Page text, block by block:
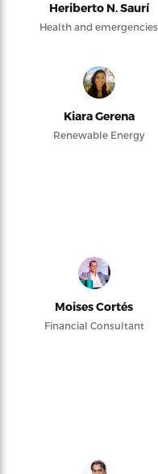
Heriberto N. Saurí
Health and emergencies
Kiara Gerena
Renewable Energy
Moises Cortés
Financial Consultant